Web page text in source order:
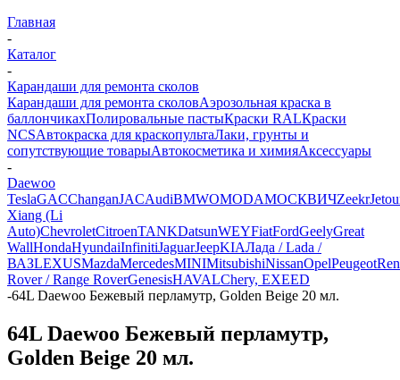
Главная
-
Каталог
-
Карандаши для ремонта сколов
Карандаши для ремонта сколовАэрозольная краска в
баллончикахПолировальные пастыКраски RALКраски
NCSАвтокраска для краскопультаЛаки, грунты и
сопутствующие товарыАвтокосметика и химияАксессуары
-
Daewoo
TeslaGACChanganJACAudiBMWOMODAМОСКВИЧZeekr
Xiang (Li
Auto)ChevroletCitroenTANKDatsunWEYFiatFordGeelyGreat
WallHondaHyundaiInfinitiJaguarJeepKIAЛада / Lada /
ВАЗLEXUSMazdaMercedesMINIMitsubishiNissanOpelPeugeot
Rover / Range RoverGenesisHAVALChery, EXEED
-64L Daewoo Бежевый перламутр, Golden Beige 20 мл.
64L Daewoo Бежевый перламутр,
Golden Beige 20 мл.